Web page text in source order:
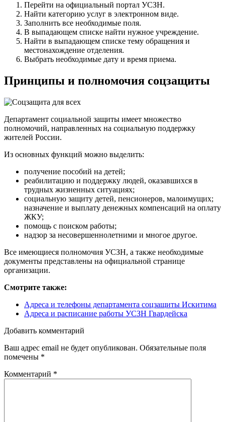
Перейти на официальный портал УСЗН.
Найти категорию услуг в электронном виде.
Заполнить все необходимые поля.
В выпадающем списке найти нужное учреждение.
Найти в выпадающем списке тему обращения и
местонахождение отделения.
Выбрать необходимые дату и время приема.
Принципы и полномочия соцзащиты
Департамент социальной защиты имеет множество
полномочий, направленных на социальную поддержку
жителей России.
Из основных функций можно выделить:
получение пособий на детей;
реабилитацию и поддержку людей, оказавшихся в
трудных жизненных ситуациях;
социальную защиту детей, пенсионеров, малоимущих;
назначение и выплату денежных компенсаций на оплату
ЖКУ;
помощь с поиском работы;
надзор за несовершеннолетними и многое другое.
Все имеющиеся полномочия УСЗН, а также необходимые
документы представлены на официальной странице
организации.
Смотрите также:
Адреса и телефоны департамента соцзащиты Искитима
Адреса и расписание работы УСЗН Гвардейска
Добавить комментарий
Ваш адрес email не будет опубликован. Обязательные поля
помечены *
Комментарий *